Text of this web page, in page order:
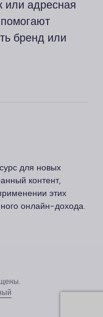
или адресная
бренд или
для новых
контент,
этих
онлайн-дохода.